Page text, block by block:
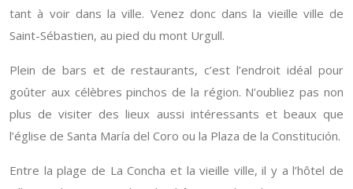
tant à voir dans la ville. Venez donc dans la vieille ville de
Saint-Sébastien, au pied du mont Urgull.
Plein de bars et de restaurants, c’est l’endroit idéal pour
goûter aux célèbres pinchos de la région. N’oubliez pas non
plus de visiter des lieux aussi intéressants et beaux que
l’église de Santa María del Coro ou la Plaza de la Constitución.
Entre la plage de La Concha et la vieille ville, il y a l’hôtel de